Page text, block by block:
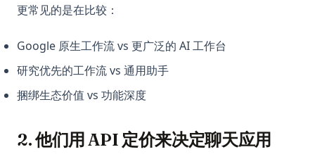
更常见的是在比较：
Google 原生工作流 vs 更广泛的 AI 工作台
研究优先的工作流 vs 通用助手
捆绑生态价值 vs 功能深度
2. 他们用 API 定价来决定聊天应用